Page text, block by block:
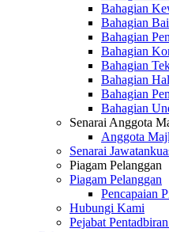
Bahagian
Bahagian
Bahagian
Bahagian
Bahagian
Bahagian
Bahagian
Bahagian
Senarai Anggota
Anggota
Senarai
Piagam Pelanggan
Piagam Pelanggan
Pencapaian
Hubungi Kami
Pejabat